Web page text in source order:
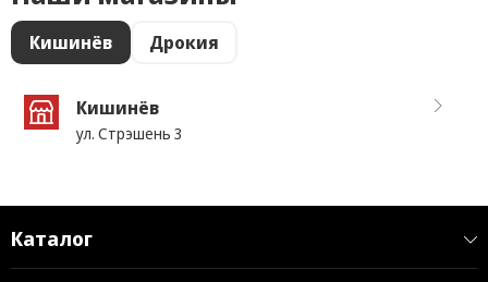
Кишинёв Дрокия
Кишинёв
ул. Стрэшень 3
Каталог